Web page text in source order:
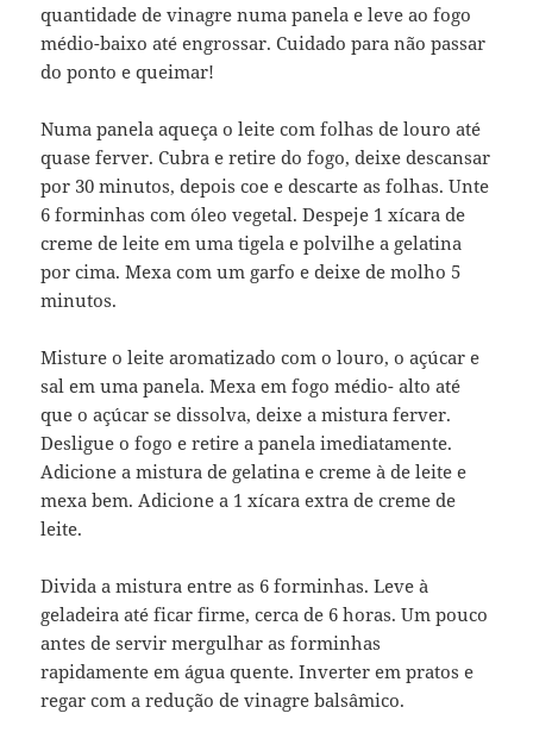
quantidade de vinagre numa panela e leve ao fogo
médio-baixo até engrossar. Cuidado para não passar
do ponto e queimar!
Numa panela aqueça o leite com folhas de louro até
quase ferver. Cubra e retire do fogo, deixe descansar
por 30 minutos, depois coe e descarte as folhas. Unte
6 forminhas com óleo vegetal. Despeje 1 xícara de
creme de leite em uma tigela e polvilhe a gelatina
por cima. Mexa com um garfo e deixe de molho 5
minutos.
Misture o leite aromatizado com o louro, o açúcar e
sal em uma panela. Mexa em fogo médio- alto até
que o açúcar se dissolva, deixe a mistura ferver.
Desligue o fogo e retire a panela imediatamente.
Adicione a mistura de gelatina e creme à de leite e
mexa bem. Adicione a 1 xícara extra de creme de
leite.
Divida a mistura entre as 6 forminhas. Leve à
geladeira até ficar firme, cerca de 6 horas. Um pouco
antes de servir mergulhar as forminhas
rapidamente em água quente. Inverter em pratos e
regar com a redução de vinagre balsâmico.